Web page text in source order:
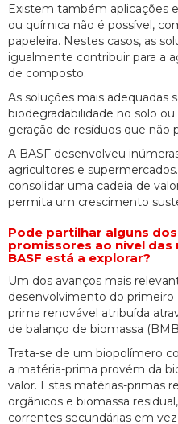
Existem também aplicações
ou química não é possível,
papeleira. Nestes casos, as
igualmente contribuir para a
de composto.
As soluções mais adequadas
biodegradabilidade no solo
geração de resíduos que não
A BASF desenvolveu
agricultores e
consolidar uma cadeia de
permita um crescimento
Pode partilhar alguns
promissores ao nível
BASF está a explorar?
Um dos avanços mais
desenvolvimento do
prima renovável atribuída
de balanço de biomassa
Trata-se de um biopolímero
a matéria-prima provém da
valor. Estas matérias-primas
orgânicos e biomassa
correntes secundárias em